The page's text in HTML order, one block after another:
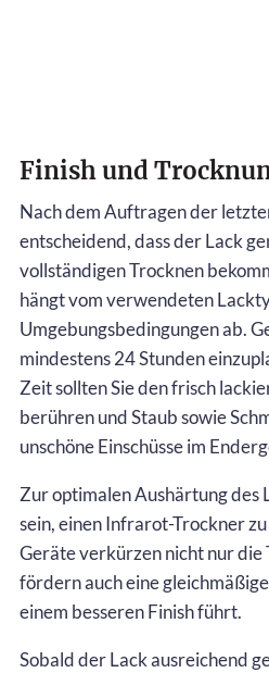
Finish und
Nach dem Auftragen der
entscheidend, dass der Lack
vollständigen Trocknen
hängt vom verwendeten
Umgebungsbedingungen ab.
mindestens 24 Stunden
Zeit sollten Sie den frisch
berühren und Staub sowie
unschöne Einschüsse im
Zur optimalen Aushärtung des
sein, einen Infrarot-Trockner
Geräte verkürzen nicht nur die
fördern auch eine
einem besseren Finish führt.
Sobald der Lack ausreichend